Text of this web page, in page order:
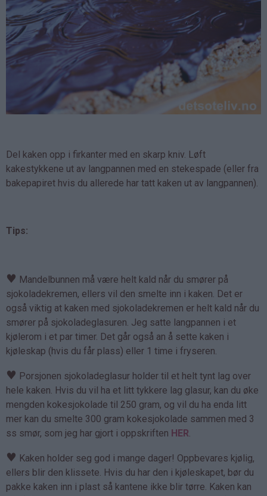
Del kaken opp i firkanter med en skarp kniv. Løft
kakestykkene ut av langpannen med en stekespade (eller fra
bakepapiret hvis du allerede har tatt kaken ut av langpannen).
Tips:
♥ Mandelbunnen må være helt kald når du smører på
sjokoladekremen, ellers vil den smelte inn i kaken. Det er
også viktig at kaken med sjokoladekremen er helt kald når du
smører på sjokoladeglasuren. Jeg satte langpannen i et
kjølerom i et par timer. Det går også an å sette kaken i
kjøleskap (hvis du får plass) eller 1 time i fryseren.
♥ Porsjonen sjokoladeglasur holder til et helt tynt lag over
hele kaken. Hvis du vil ha et litt tykkere lag glasur, kan du øke
mengden kokesjokolade til 250 gram, og vil du ha enda litt
mer kan du smelte 300 gram kokesjokolade sammen med 3
ss smør, som jeg har gjort i oppskriften HER.
♥ Kaken holder seg god i mange dager! Oppbevares kjølig,
ellers blir den klissete. Hvis du har den i kjøleskapet, bør du
pakke kaken inn i plast så kantene ikke blir tørre. Kaken kan